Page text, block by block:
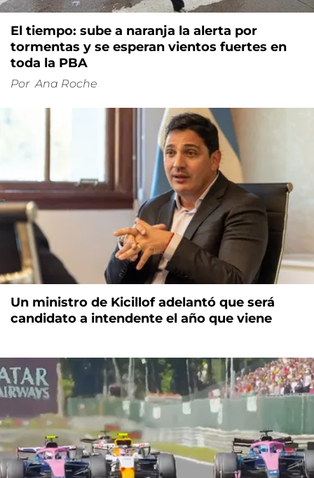
El tiempo: sube a naranja la alerta por
tormentas y se esperan vientos fuertes en
toda la PBA
Por Ana Roche
Un ministro de Kicillof adelantó que será
candidato a intendente el año que viene